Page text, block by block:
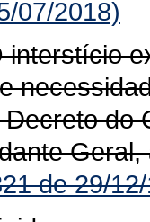
07/2018)
interstício
do
de 29/